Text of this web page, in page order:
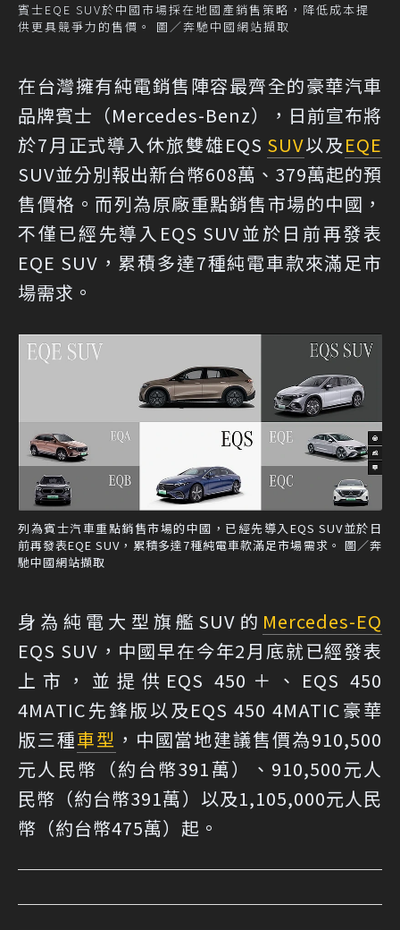
賓士EQE SUV於中國市場採在地國產銷售策略，降低成本提
供更具競爭力的售價。 圖／奔馳中國網站擷取
在台灣擁有純電銷售陣容最齊全的豪華汽車
品牌賓士（Mercedes-Benz），日前宣布將
於7月正式導入休旅雙雄EQS SUV以及EQE
SUV並分別報出新台幣608萬、379萬起的預
售價格。而列為原廠重點銷售市場的中國，
不僅已經先導入EQS SUV並於日前再發表
EQE SUV，累積多達7種純電車款來滿足市
場需求。
列為賓士汽車重點銷售市場的中國，已經先導入EQS SUV並於日
前再發表EQE SUV，累積多達7種純電車款滿足市場需求。 圖／奔
馳中國網站擷取
身為純電大型旗艦SUV的 Mercedes-EQ
EQS SUV，中國早在今年2月底就已經發表
上市，並提供EQS 450＋、EQS 450
4MATIC先鋒版以及EQS 450 4MATIC豪華
版三種車型 ，中國當地建議售價為910,500
元人民幣（約台幣391萬）、910,500元人
民幣（約台幣391萬）以及1,105,000元人民
幣（約台幣475萬）起。